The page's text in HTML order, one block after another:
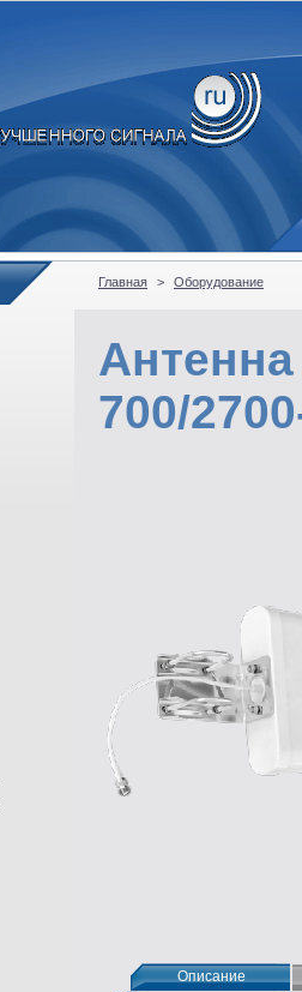
Главная > Оборудование
700/
Описание
Описание